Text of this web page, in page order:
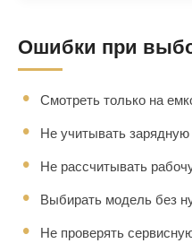
Ошибки при
Смотреть только на
Не учитывать зарядную
Не рассчитывать
Выбирать модель без
Не проверять